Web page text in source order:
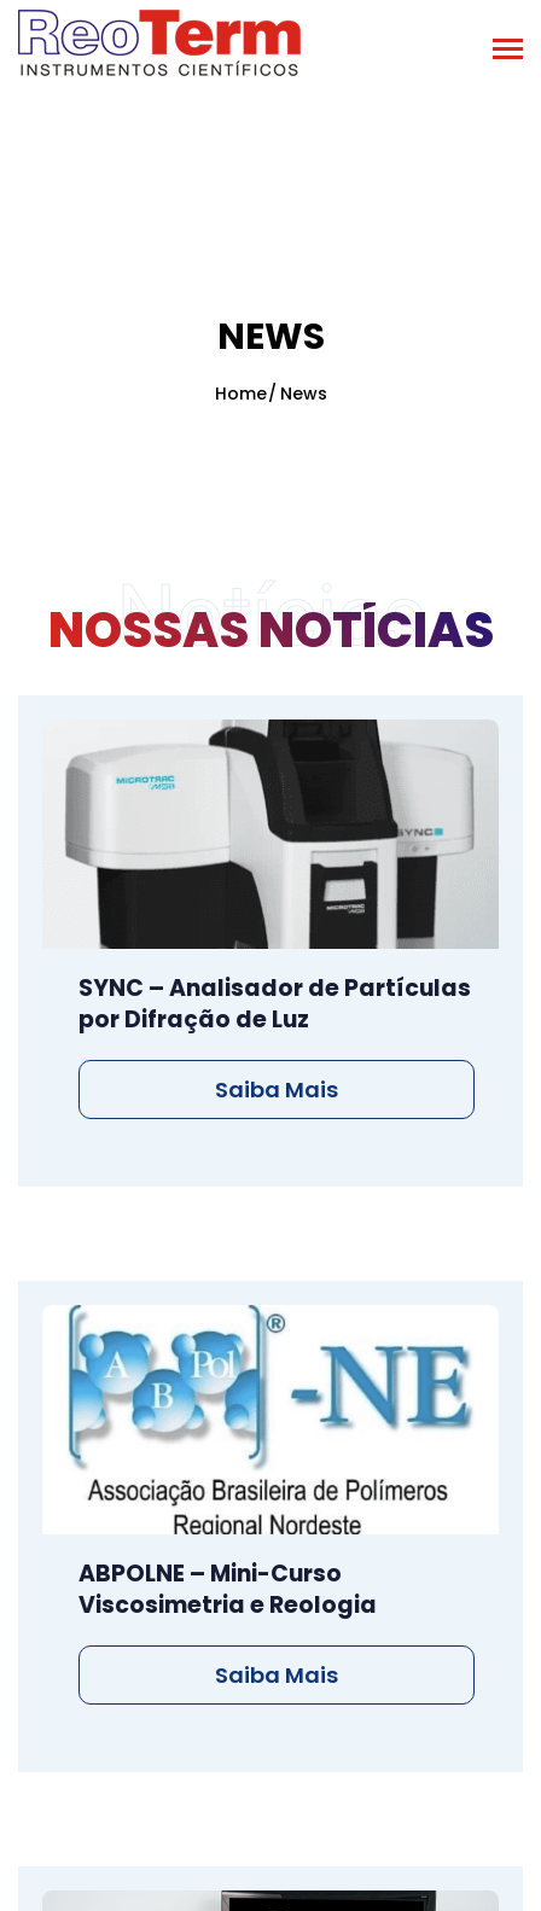
NEWS
Home News
Notícias
NOSSAS NOTÍCIAS
SYNC – Analisador de Partículas
por Difração de Luz
Saiba Mais
ABPOLNE – Mini-Curso
Viscosimetria e Reologia
Saiba Mais